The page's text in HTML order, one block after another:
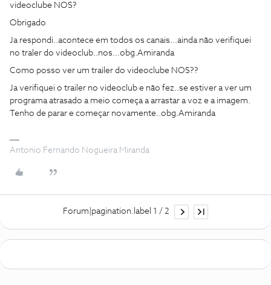
videoclube NOS?
Obrigado
Ja respondi..acontece em todos os canais...ainda não verifiquei
no traler do videoclub..nos...obg.Amiranda
Como posso ver um trailer do videoclube NOS??
Ja verifiquei o trailer no videoclub e não fez..se estiver a ver um
programa atrasado a meio começa a arrastar a voz e a imagem.
Tenho de parar e começar novamente..obg.Amiranda
Antonio Fernando Nogueira Miranda
Forum|pagination.label 1 / 2